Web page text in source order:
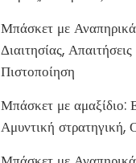
Μπάσκετ με
Διαιτησίας,
Πιστοποίηση
Μπάσκετ με αμαξίδιο:
Αμυντική στρατηγική,